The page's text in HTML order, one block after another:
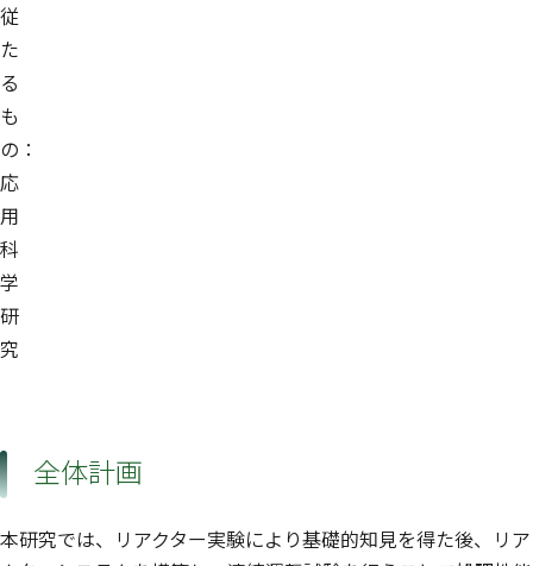
従
た
る
も
の：
応
用
科
学
研
究
全体計画
本研究では、リアクター実験により基礎的知見を得た後、リア